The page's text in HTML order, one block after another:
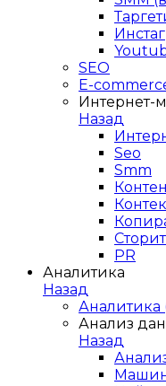
SEO
E-
Интернет-
Назад
Seo
Smm
PR
Аналитика
Назад
Аналитика
Анализ
Назад